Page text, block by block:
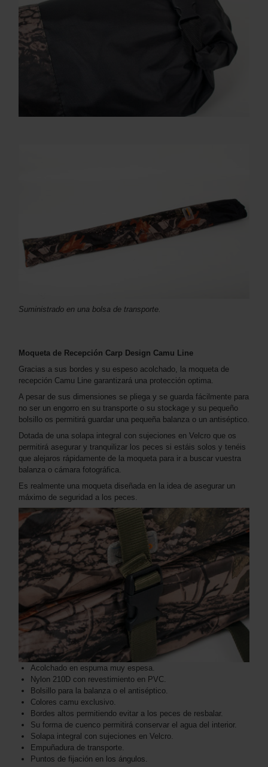
Suministrado en una bolsa de transporte.
Moqueta de Recepción Carp Design Camu Line
Gracias a sus bordes y su espeso acolchado, la moqueta de
recepción Camu Line garantizará una protección optima.
A pesar de sus dimensiones se pliega y se guarda fácilmente para
no ser un engorro en su transporte o su stockage y su pequeño
bolsillo os permitirá guardar una pequeña balanza o un antiséptico.
Dotada de una solapa integral con sujeciones en Velcro que os
permitirá asegurar y tranquilizar los peces si estáis solos y tenéis
que alejaros rápidamente de la moqueta para ir a buscar vuestra
balanza o cámara fotográfica.
Es realmente una moqueta diseñada en la idea de asegurar un
máximo de seguridad a los peces.
Acolchado en espuma muy espesa.
Nylon 210D con revestimiento en PVC.
Bolsillo para la balanza o el antiséptico.
Colores camu exclusivo.
Bordes altos permitiendo evitar a los peces de resbalar.
Su forma de cuenco permitirá conservar el agua del interior.
Solapa integral con sujeciones en Velcro.
Empuñadura de transporte.
Puntos de fijación en los ángulos.